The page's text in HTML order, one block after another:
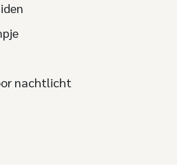
nachtlicht